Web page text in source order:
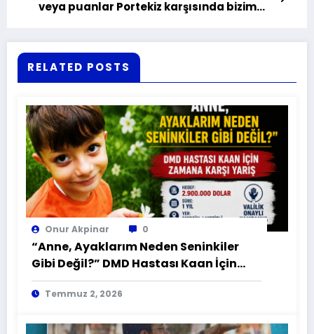
veya puanlar Portekiz karşısında bizim
RELATED POSTS
Onur Akpinar 0
“Anne, Ayaklarım Neden Seninkiler
Gibi Değil?” DMD Hastası Kaan İçin
Zamana Karşı Yarış
Temmuz 2, 2026